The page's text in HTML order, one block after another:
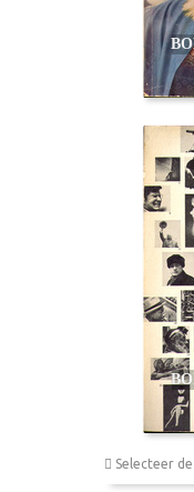
Selecteer